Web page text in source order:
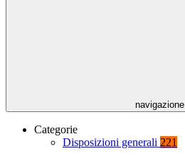
navigazione
Categorie
Disposizioni generali 221